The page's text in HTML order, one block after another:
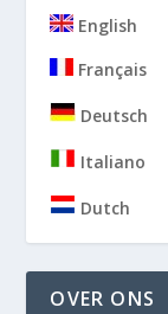
English
Français
Deutsch
Italiano
Dutch
OVER ONS